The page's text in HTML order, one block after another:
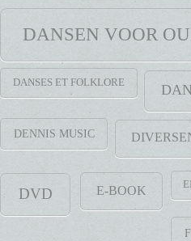
DANSEN VOOR
DANSES ET FOLKLORE
DENNIS MUSIC
DVD E-BOOK